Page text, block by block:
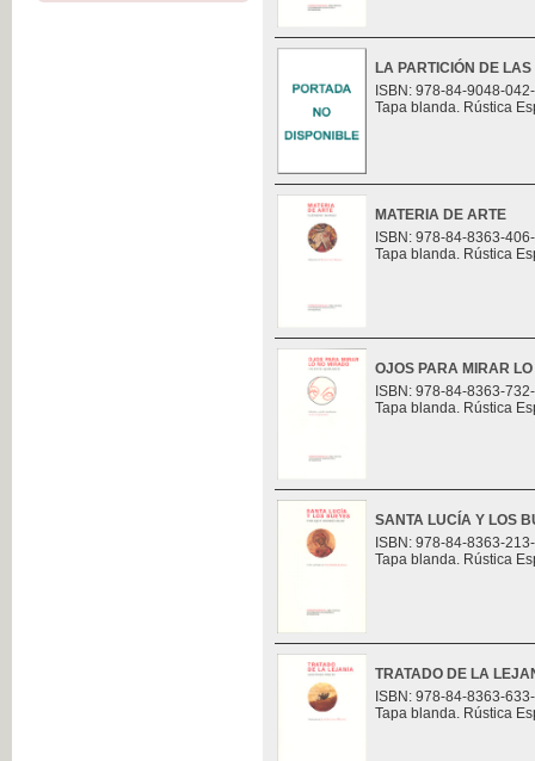
LA PARTICIÓN DE
ISBN: 978-84-9048-
Tapa blanda. Rústica
MATERIA DE ARTE
ISBN: 978-84-8363-
Tapa blanda. Rústica
OJOS PARA MIRAR
ISBN: 978-84-8363-
Tapa blanda. Rústica
SANTA LUCÍA Y LOS
ISBN: 978-84-8363-
Tapa blanda. Rústica
TRATADO DE LA
ISBN: 978-84-8363-
Tapa blanda. Rústica